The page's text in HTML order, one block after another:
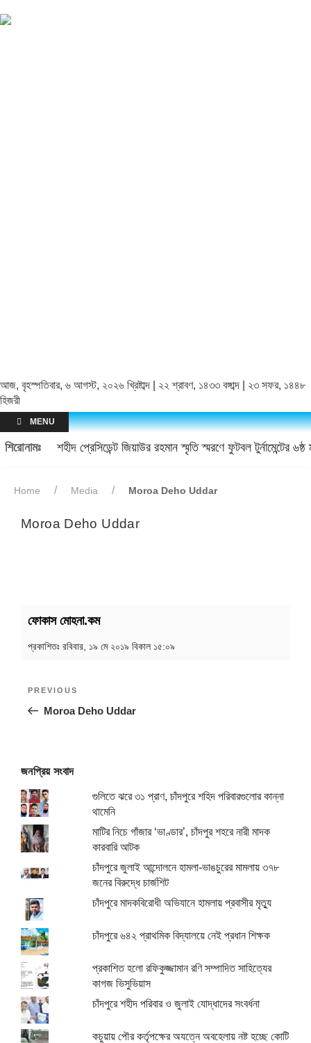
আজ, বৃহস্পতিবার, ৬ আগস্ট, ২০২৬ খ্রিষ্টাব্দ | ২২ শ্রাবণ, ১৪৩৩ বঙ্গাব্দ | ২৩ সফর, ১৪৪৮
হিজরী
MENU
শিরোনামঃ শহীদ প্রেসিডেন্ট জিয়াউর রহমান স্মৃতি স্মরণে ফুটবল টুর্নামেন্টের ৬ষ্ঠ
Home Media Moroa Deho Uddar
Moroa Deho Uddar
ফোকাস মোহনা.কম
প্রকাশিতঃ রবিবার, ১৯ মে ২০১৯ বিকাল ১৫:০৯
Previous
Post
PREVIOUS
Moroa Deho Uddar
জনপ্রিয় সংবাদ
গুলিতে ঝরে ৩১ প্রাণ, চাঁদপুরে শহিদ পরিবারগুলোর কান্না
থামেনি
মাটির নিচে গাঁজার ‘ভাণ্ডার’, চাঁদপুর শহরে নারী মাদক
কারবারি আটক
চাঁদপুরে জুলাই আন্দোলনে হামলা-ভাঙচুরের মামলায় ৩৭৮
জনের বিরুদ্ধে চার্জশিট
চাঁদপুরে মাদকবিরোধী অভিযানে হামলায় প্রবাসীর মৃত্যু
চাঁদপুরে ৬৪২ প্রাথমিক বিদ্যালয়ে নেই প্রধান শিক্ষক
প্রকাশিত হলো রফিকুজ্জামান রণি সম্পাদিত সাহিত্যের
কাগজ ভিসুভিয়াস
চাঁদপুরে শহীদ পরিবার ও জুলাই যোদ্ধাদের সংবর্ধনা
কচুয়ায় পৌর কর্তৃপক্ষের অযত্নে অবহেলায় নষ্ট হচ্ছে কোটি